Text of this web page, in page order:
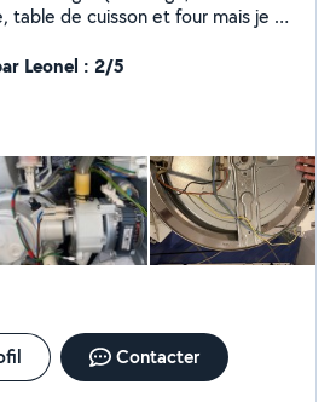
table de cuisson et four mais je ne
et efficace.
Leonel : 2/5
Contacter